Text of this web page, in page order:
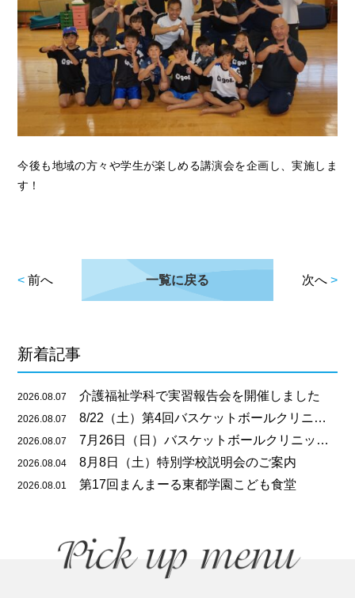
今後も地域の方々や学生が楽しめる講演会を企画し、実施しま
す！
<前へ 一覧に戻る 次へ>
新着記事
2026.08.07 介護福祉学科で実習報告会を開催しました
2026.08.07 8/22（土）第4回バスケットボールクリニックのご案内
2026.08.07 7月26日（日）バスケットボールクリニックを開催しました
2026.08.04 8月8日（土）特別学校説明会のご案内
2026.08.01 第17回まんまーる東都学園こども食堂